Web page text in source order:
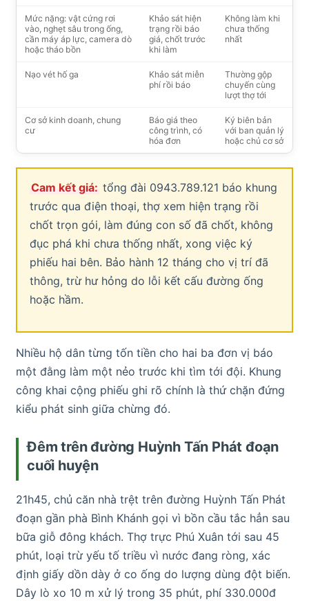
Mức nặng: vật cứng rơi
vào, nghẹt sâu trong ống,
cần máy áp lực, camera dò
hoặc tháo bồn
Khảo sát hiện
trạng rồi báo
giá, chốt trước
khi làm
Không làm khi
chưa thống
nhất
Nạo vét hố ga
Khảo sát miễn
phí rồi báo
Thường gộp
chuyến cùng
lượt thợ tới
Cơ sở kinh doanh, chung
cư
Báo giá theo
công trình, có
hóa đơn
Ký biên bản
với ban quản lý
hoặc chủ cơ sở
Cam kết giá: tổng đài 0943.789.121 báo khung
trước qua điện thoại, thợ xem hiện trạng rồi
chốt trọn gói, làm đúng con số đã chốt, không
đục phá khi chưa thống nhất, xong việc ký
phiếu hai bên. Bảo hành 12 tháng cho vị trí đã
thông, trừ hư hỏng do lỗi kết cấu đường ống
hoặc hầm.
Nhiều hộ dân từng tốn tiền cho hai ba đơn vị báo
một đằng làm một nẻo trước khi tìm tới đội. Khung
công khai cộng phiếu ghi rõ chính là thứ chặn đứng
kiểu phát sinh giữa chừng đó.
Đêm trên đường Huỳnh Tấn Phát đoạn
cuối huyện
21h45, chủ căn nhà trệt trên đường Huỳnh Tấn Phát
đoạn gần phà Bình Khánh gọi vì bồn cầu tắc hẳn sau
bữa giỗ đông khách. Thợ trực Phú Xuân tới sau 45
phút, loại trừ yếu tố triều vì nước đang ròng, xác
định giấy dồn dày ở co ống do lượng dùng đột biến.
Dây lò xo 10 m xử lý trong 35 phút, phí 330.000đ